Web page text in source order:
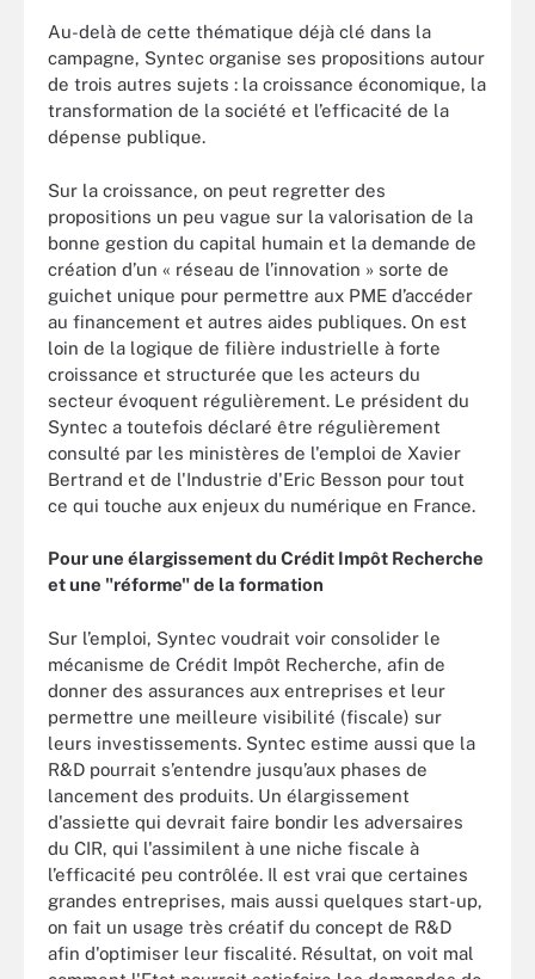
Au-delà de cette thématique déjà clé dans la
campagne, Syntec organise ses propositions autour
de trois autres sujets : la croissance économique, la
transformation de la société et l’efficacité de la
dépense publique.
Sur la croissance, on peut regretter des
propositions un peu vague sur la valorisation de la
bonne gestion du capital humain et la demande de
création d’un « réseau de l’innovation » sorte de
guichet unique pour permettre aux PME d’accéder
au financement et autres aides publiques. On est
loin de la logique de filière industrielle à forte
croissance et structurée que les acteurs du
secteur évoquent régulièrement. Le président du
Syntec a toutefois déclaré être régulièrement
consulté par les ministères de l'emploi de Xavier
Bertrand et de l'Industrie d'Eric Besson pour tout
ce qui touche aux enjeux du numérique en France.
Pour une élargissement du Crédit Impôt Recherche
et une "réforme" de la formation
Sur l’emploi, Syntec voudrait voir consolider le
mécanisme de Crédit Impôt Recherche, afin de
donner des assurances aux entreprises et leur
permettre une meilleure visibilité (fiscale) sur
leurs investissements. Syntec estime aussi que la
R&D pourrait s’entendre jusqu’aux phases de
lancement des produits. Un élargissement
d'assiette qui devrait faire bondir les adversaires
du CIR, qui l'assimilent à une niche fiscale à
l’efficacité peu contrôlée. Il est vrai que certaines
grandes entreprises, mais aussi quelques start-up,
on fait un usage très créatif du concept de R&D
afin d'optimiser leur fiscalité. Résultat, on voit mal